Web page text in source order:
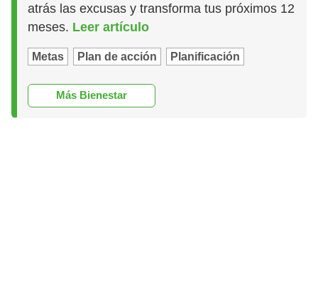
atrás las excusas y transforma tus próximos 12
meses. Leer artículo
Metas Plan de acción Planificación
Más Bienestar